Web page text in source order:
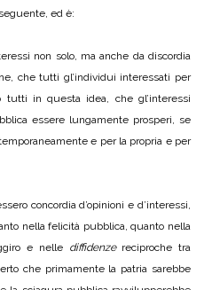
ed è:
non solo, ma anche da discordia
che tutti gl’individui interessati per
in questa idea, che gl’interessi
essere lungamente prosperi, se
e per la propria e per
concordia d’opinioni e d’interessi,
nella felicità pubblica, quanto nella
e nelle diffidenzereciproche tra
che primamente la patria sarebbe